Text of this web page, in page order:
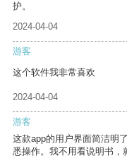
护。
2024-04-04
游客
这个软件我非常喜欢
2024-04-04
游客
这款app的用户界面简洁明
悉操作。我不用看说明书，